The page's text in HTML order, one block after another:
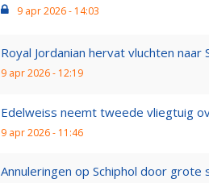
9 apr 2026 - 14:03
Royal Jordanian hervat vluchten naar
9 apr 2026 - 12:19
Edelweiss neemt tweede vliegtuig
9 apr 2026 - 11:46
Annuleringen op Schiphol door grote